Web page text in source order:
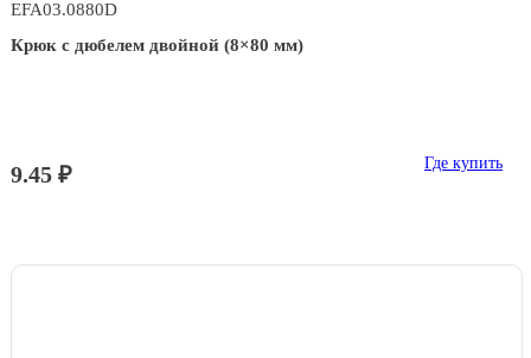
EFA03.0880D
Крюк с дюбелем двойной (8×80 мм)
9.45 ₽ Где купить